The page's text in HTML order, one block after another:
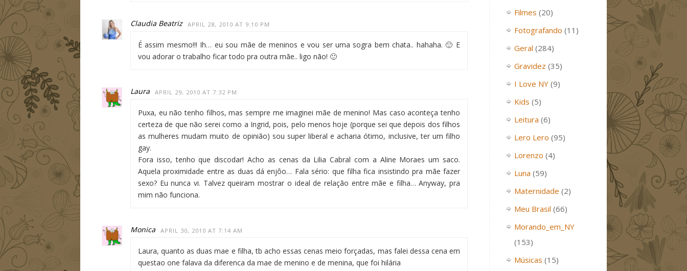
Claudia Beatriz APRIL 28, 2010 AT 9:10 PM
É assim mesmo!!! Ih… eu sou mãe de meninos e vou ser uma sogra bem chata.. hahaha. 🙂 E
vou adorar o trabalho ficar todo pra outra mãe.. ligo não! 🙂
Laura APRIL 29, 2010 AT 7:32 PM
Puxa, eu não tenho filhos, mas sempre me imaginei mãe de menino! Mas caso aconteça tenho
certeza de que não serei como a Ingrid, pois, pelo menos hoje (porque sei que depois dos filhos
as mulheres mudam muito de opinião) sou super liberal e acharia ótimo, inclusive, ter um filho
gay.
Fora isso, tenho que discodar! Acho as cenas da Lilia Cabral com a Aline Moraes um saco.
Aquela proximidade entre as duas dá enjôo… Fala sério: que filha fica insistindo pra mãe fazer
sexo? Eu nunca vi. Talvez queiram mostrar o ideal de relação entre mãe e filha… Anyway, pra
mim não funciona.
Monica APRIL 30, 2010 AT 7:14 AM
Laura, quanto as duas mae e filha, tb acho essas cenas meio forçadas, mas falei dessa cena em
questao one falava da diferenca da mae de menino e de menina, que foi hilária
Filmes (20)
Fotografando (11)
Geral (284)
Gravidez (35)
I Love NY (9)
Kids (5)
Leitura (6)
Lero Lero (95)
Lorenzo (4)
Luna (59)
Maternidade (2)
Meu Brasil (66)
Morando_em_NY
(153)
Músicas (15)